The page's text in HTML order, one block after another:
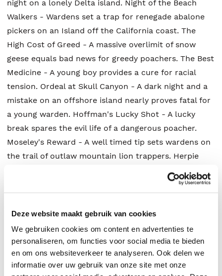
Deze website maakt gebruik van cookies
We gebruiken cookies om content en advertenties te
personaliseren, om functies voor social media te bieden
en om ons websiteverkeer te analyseren. Ook delen we
informatie over uw gebruik van onze site met onze
night on a lonely Delta island. Night of the Beach
Walkers - Wardens set a trap for renegade abalone
pickers on an Island off the California coast. The
High Cost of Greed - A massive overlimit of snow
geese equals bad news for greedy poachers. The Best
Medicine - A young boy provides a cure for racial
tension. Ordeal at Skull Canyon - A dark night and a
mistake on an offshore island nearly proves fatal for
a young warden. Hoffman's Lucky Shot - A lucky
break spares the evil life of a dangerous poacher.
Moseley's Reward - A well timed tip sets wardens on
the trail of outlaw mountain lion trappers. Herpie
and the Snake Lady - Wardens raid an absolute
house of horrors and target lawless reptile dealers.
leads a clever warden to pull off the most
spectacular arrest of his career. Harold's Toughest
Race - A tough, marathon-running warden amazes
everyone by running down an escaping would-be
rapist. Fatal Flaw - One dark mountain night, a lone